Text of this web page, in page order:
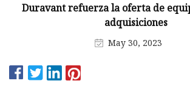
Duravant refuerza la oferta de
adquisiciones
May 30, 2023